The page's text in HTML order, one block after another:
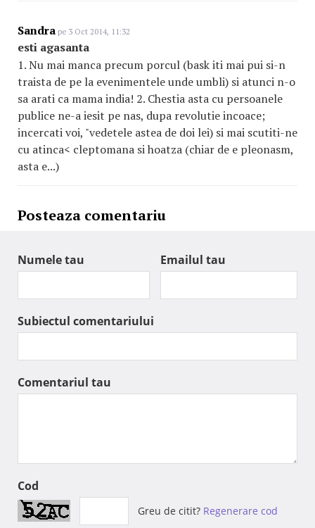
Sandra pe 3 Oct 2014, 11:32
esti agasanta
1. Nu mai manca precum porcul (bask iti mai pui si-n
traista de pe la evenimentele unde umbli) si atunci n-o
sa arati ca mama india! 2. Chestia asta cu persoanele
publice ne-a iesit pe nas, dupa revolutie incoace;
incercati voi, "vedetele astea de doi lei) si mai scutiti-ne
cu atinca< cleptomana si hoatza (chiar de e pleonasm,
asta e...)
Posteaza comentariu
Numele tau Emailul tau
Subiectul comentariului
Comentariul tau
Cod
Greu de citit? Regenerare cod